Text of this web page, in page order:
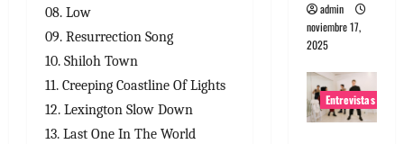
08. Low
09. Resurrection Song
10. Shiloh Town
11. Creeping Coastline Of Lights
12. Lexington Slow Down
13. Last One In The World
admin
noviembre 17,
2025
Entrevistas